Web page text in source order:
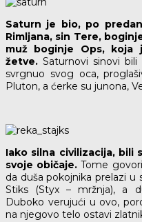
Saturn je bio, po
Rimljana, sin Tere,
muž boginje Ops, koja
žetve. Saturnovi sinovi
svrgnuo svog oca,
Pluton, a ćerke su junona,
Iako silna civilizacija, bili
svoje običaje.Tome
da duša pokojnika prelazi
Stiks (Styx – mržnja), a
Duboko verujući u ovo,
na njegovo telo ostavi